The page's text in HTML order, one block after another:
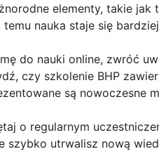
elementy, takie
nauka staje się
do nauki online, zwróć
czy szkolenie BHP
są nowoczesne
o regularnym
szybko utrwalisz nową